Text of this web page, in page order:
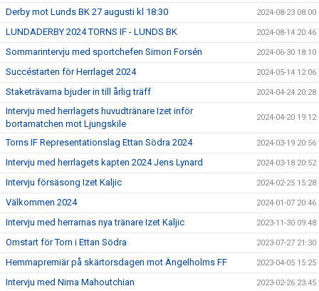
Derby mot Lunds BK 27 augusti kl 18:30 2024-08-23 08:00
LUNDADERBY 2024 TORNS IF - LUNDS BK 2024-08-14 20:46
Sommarintervju med sportchefen Simon Forsén 2024-06-30 18:10
Succéstarten för Herrlaget 2024 2024-05-14 12:06
Staketrävarna bjuder in till årlig träff 2024-04-24 20:28
Intervju med herrlagets huvudtränare Izet inför
bortamatchen mot Ljungskile
2024-04-20 19:12
Torns IF Representationslag Ettan Södra 2024 2024-03-19 20:56
Intervju med herrlagets kapten 2024 Jens Lynard 2024-03-18 20:52
Intervju försäsong Izet Kaljic 2024-02-25 15:28
Välkommen 2024 2024-01-07 20:46
Intervju med herrarnas nya tränare Izet Kaljic 2023-11-30 09:48
Omstart för Torn i Ettan Södra 2023-07-27 21:30
Hemmapremiär på skärtorsdagen mot Ängelholms FF 2023-04-05 15:25
Intervju med Nima Mahoutchian 2023-02-26 23:45